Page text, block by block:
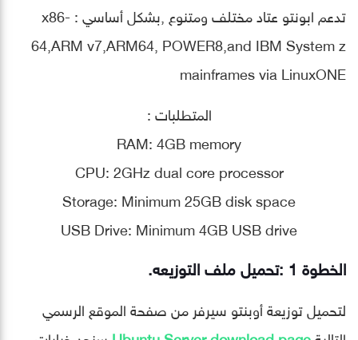
تدعم ابونتو عتاد مختلف ومتنوع ,بشكل أساسي : x86-
64,ARM v7,ARM64, POWER8,and IBM System z
mainframes via LinuxONE
المتطلبات :
RAM: 4GB memory
CPU: 2GHz dual core processor
Storage: Minimum 25GB disk space
USB Drive: Minimum 4GB USB drive
الخطوة 1 :تحميل ملف التوزيعه.
لتحميل توزيعة أوبنتو سيرفر من صفحة الموقع الرسمي